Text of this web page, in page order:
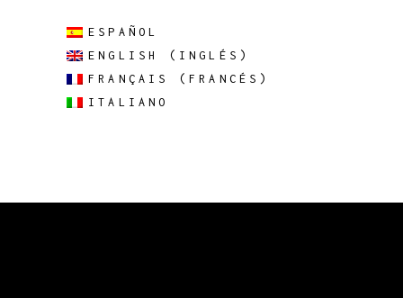
ESPAÑOL
ENGLISH
( INGLÉS )
FRANÇAIS
(FRANCÉS )
ITALIANO